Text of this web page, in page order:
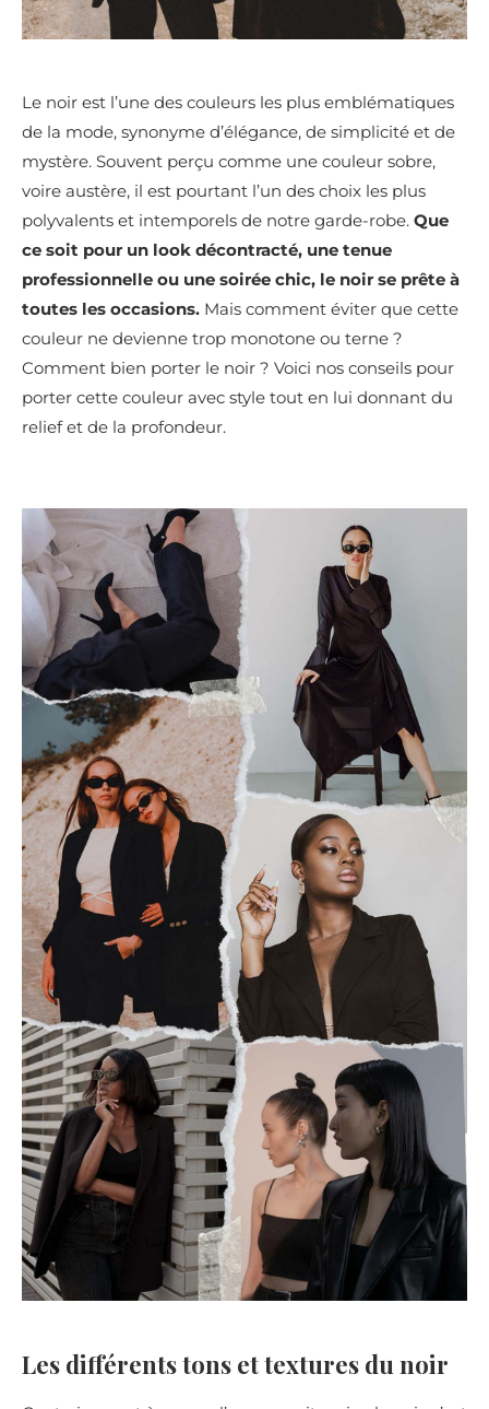
Le noir est l’une des couleurs les plus emblématiques
de la mode, synonyme d’élégance, de simplicité et de
mystère. Souvent perçu comme une couleur sobre,
voire austère, il est pourtant l’un des choix les plus
polyvalents et intemporels de notre garde-robe. Que
ce soit pour un look décontracté, une tenue
professionnelle ou une soirée chic, le noir se prête à
toutes les occasions. Mais comment éviter que cette
couleur ne devienne trop monotone ou terne ?
Comment bien porter le noir ? Voici nos conseils pour
porter cette couleur avec style tout en lui donnant du
relief et de la profondeur.
Les différents tons et textures du noir